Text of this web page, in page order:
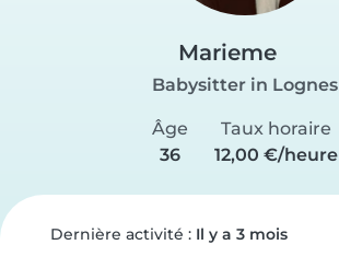
Marieme
Babysitter in Lognes
Âge
36
Taux horaire
12,00 €/heure
Dernière activité : Il y a 3 mois